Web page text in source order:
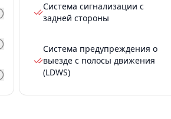
Система сигнализации с
задней стороны
Система предупреждения о
выезде с полосы движения
(LDWS)